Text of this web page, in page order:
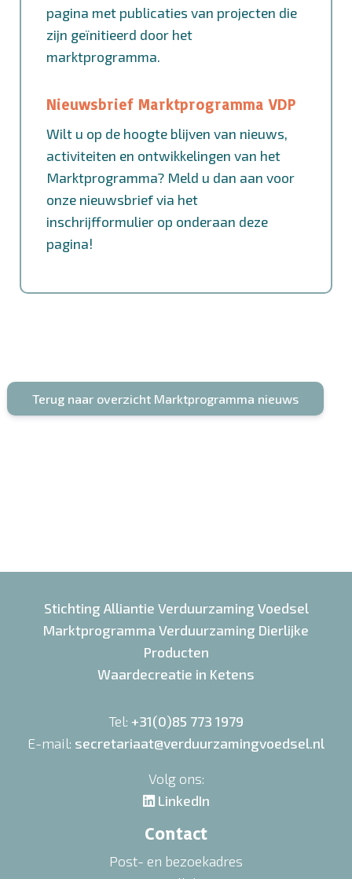
pagina met publicaties van projecten die
zijn geïnitieerd door het
marktprogramma.
Nieuwsbrief Marktprogramma VDP
Wilt u op de hoogte blijven van nieuws,
activiteiten en ontwikkelingen van het
Marktprogramma? Meld u dan aan voor
onze nieuwsbrief via het
inschrijfformulier op onderaan deze
pagina!
Terug naar overzicht Marktprogramma nieuws
Stichting Alliantie Verduurzaming Voedsel
Marktprogramma Verduurzaming Dierlijke
Producten
Waardecreatie in Ketens
Tel: +31(0)85 773 1979
E-mail: secretariaat@verduurzamingvoedsel.nl
Volg ons:
LinkedIn
Contact
Post- en bezoekadres